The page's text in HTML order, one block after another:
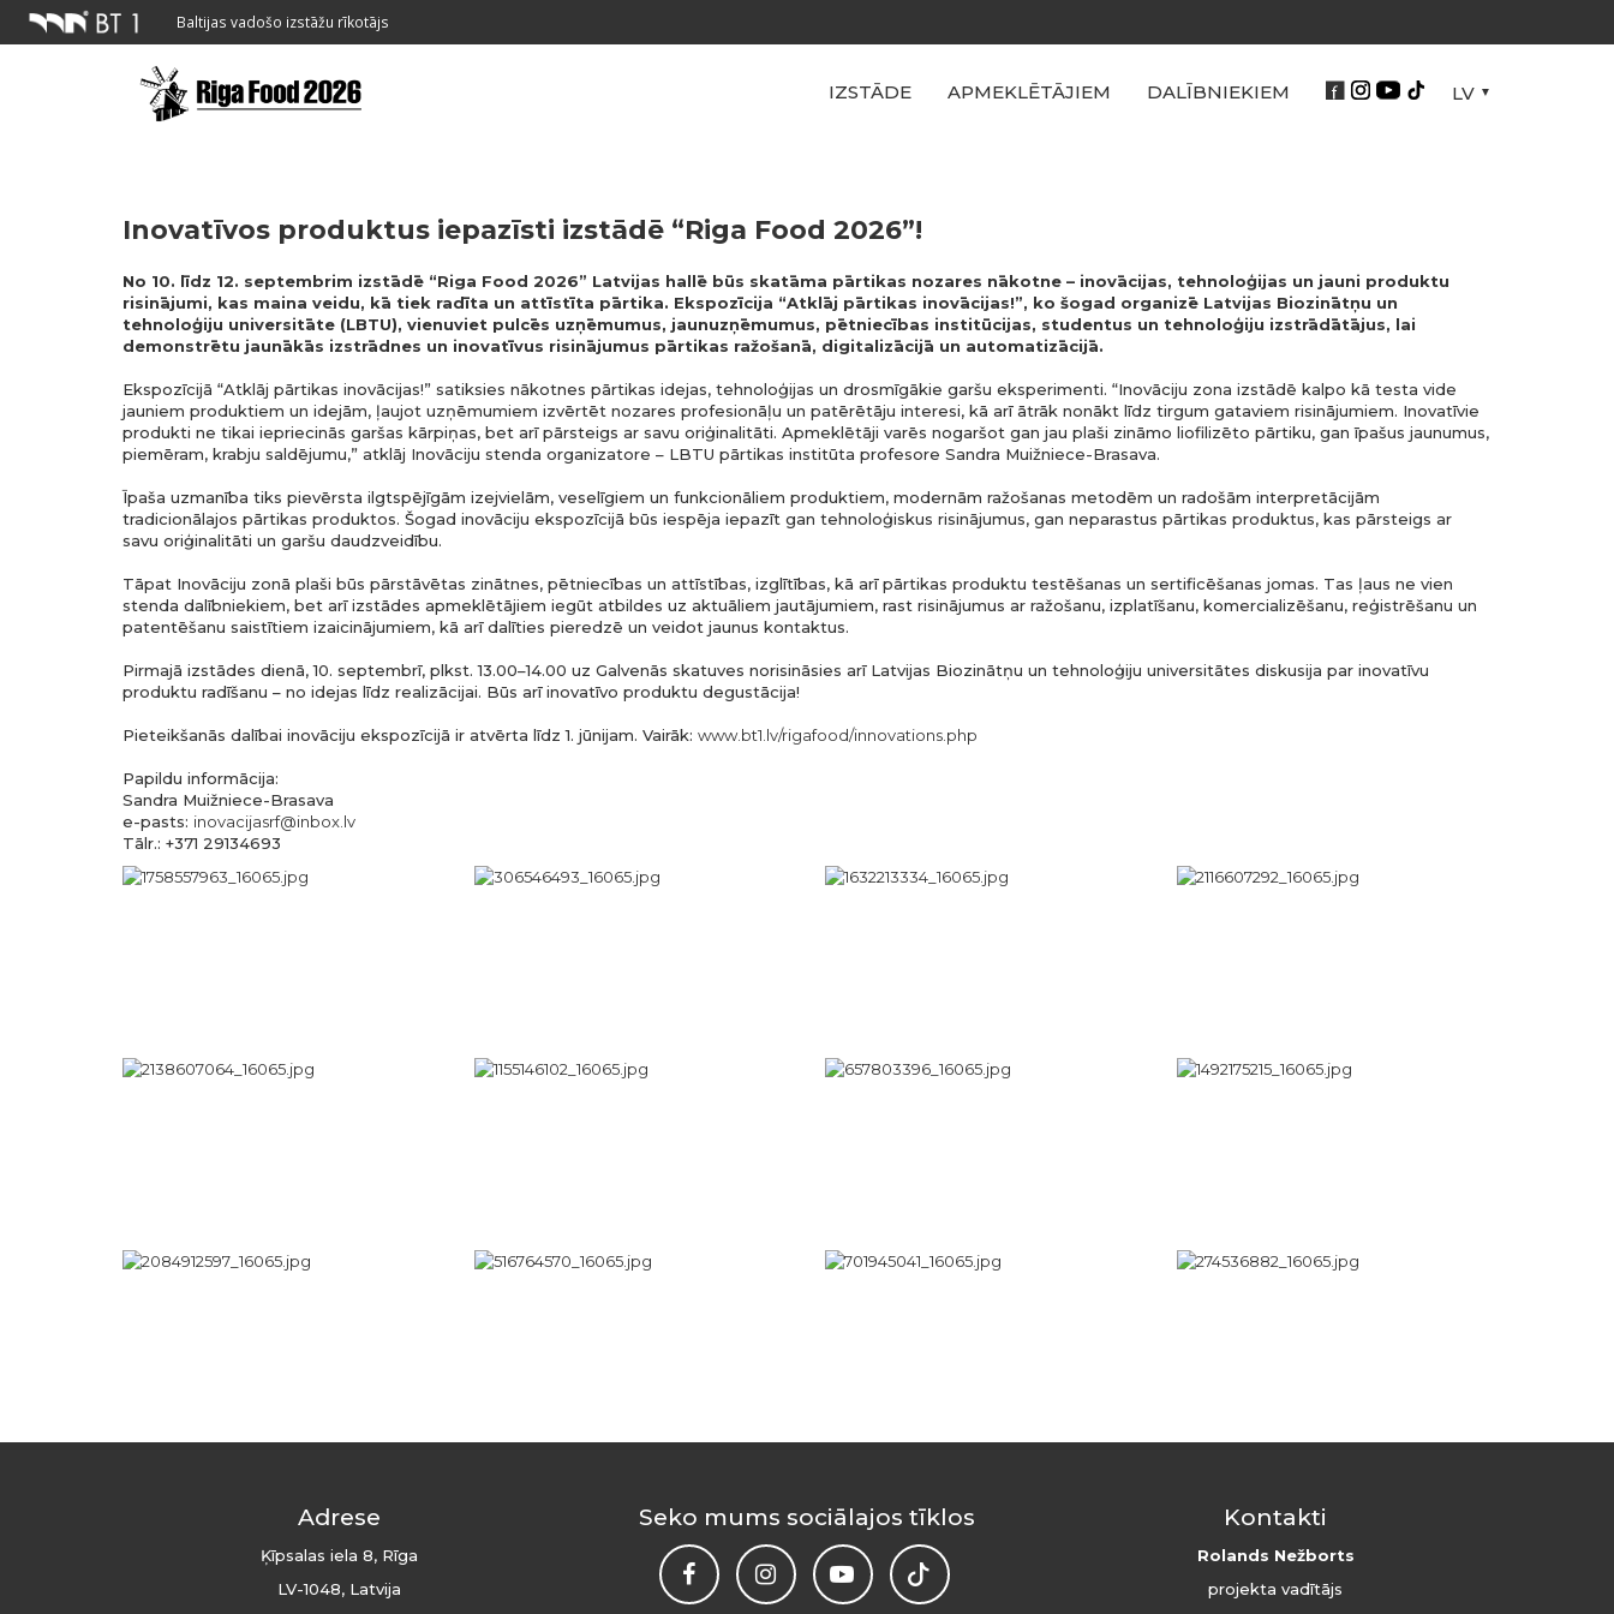
Baltijas vadošo izstāžu rīkotājs
IZSTĀDE APMEKLĒTĀJIEM DALĪBNIEKIEM LV
Inovatīvos produktus iepazīsti izstādē “Riga Food 2026”!
No 10. līdz 12. septembrim izstādē “Riga Food 2026” Latvijas hallē būs skatāma pārtikas nozares nākotne – inovācijas, tehnoloģijas un jauni produktu
risinājumi, kas maina veidu, kā tiek radīta un attīstīta pārtika. Ekspozīcija “Atklāj pārtikas inovācijas!”, ko šogad organizē Latvijas Biozinātņu un
tehnoloģiju universitāte (LBTU), vienuviet pulcēs uzņēmumus, jaunuzņēmumus, pētniecības institūcijas, studentus un tehnoloģiju izstrādātājus, lai
demonstrētu jaunākās izstrādnes un inovatīvus risinājumus pārtikas ražošanā, digitalizācijā un automatizācijā.
Ekspozīcijā “Atklāj pārtikas inovācijas!” satiksies nākotnes pārtikas idejas, tehnoloģijas un drosmīgākie garšu eksperimenti. “Inovāciju zona izstādē kalpo kā testa vide
jauniem produktiem un idejām, ļaujot uzņēmumiem izvērtēt nozares profesionāļu un patērētāju interesi, kā arī ātrāk nonākt līdz tirgum gataviem risinājumiem. Inovatīvie
produkti ne tikai iepriecinās garšas kārpiņas, bet arī pārsteigs ar savu oriģinalitāti. Apmeklētāji varēs nogaršot gan jau plaši zināmo liofilizēto pārtiku, gan īpašus jaunumus,
piemēram, krabju saldējumu,” atklāj Inovāciju stenda organizatore – LBTU pārtikas institūta profesore Sandra Muižniece-Brasava.
Īpaša uzmanība tiks pievērsta ilgtspējīgām izejvielām, veselīgiem un funkcionāliem produktiem, modernām ražošanas metodēm un radošām interpretācijām
tradicionālajos pārtikas produktos. Šogad inovāciju ekspozīcijā būs iespēja iepazīt gan tehnoloģiskus risinājumus, gan neparastus pārtikas produktus, kas pārsteigs ar
savu oriģinalitāti un garšu daudzveidību.
Tāpat Inovāciju zonā plaši būs pārstāvētas zinātnes, pētniecības un attīstības, izglītības, kā arī pārtikas produktu testēšanas un sertificēšanas jomas. Tas ļaus ne vien
stenda dalībniekiem, bet arī izstādes apmeklētājiem iegūt atbildes uz aktuāliem jautājumiem, rast risinājumus ar ražošanu, izplatīšanu, komercializēšanu, reģistrēšanu un
patentēšanu saistītiem izaicinājumiem, kā arī dalīties pieredzē un veidot jaunus kontaktus.
Pirmajā izstādes dienā, 10. septembrī, plkst. 13.00–14.00 uz Galvenās skatuves norisināsies arī Latvijas Biozinātņu un tehnoloģiju universitātes diskusija par inovatīvu
produktu radīšanu – no idejas līdz realizācijai. Būs arī inovatīvo produktu degustācija!
Pieteikšanās dalībai inovāciju ekspozīcijā ir atvērta līdz 1. jūnijam. Vairāk: www.bt1.lv/rigafood/innovations.php
Papildu informācija:
Sandra Muižniece-Brasava
e-pasts: inovacijasrf@inbox.lv
Tālr.: +371 29134693
Adrese
Ķīpsalas iela 8, Rīga
LV-1048, Latvija
Seko mums sociālajos tīklos Kontakti
Rolands Nežborts
projekta vadītājs